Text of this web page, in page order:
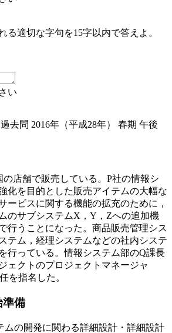
る適切な字句を15字以内で答えよ。
い
去問 2016年（平成28年） 春期 午後
店舗で販売している。P社の情報シ
化を目的とした販売アイテムの大幅な
ービスに関する機能の拡充のために，
のサブシステムX，Y，Zへの追加機
行うことになった。商品販売管理シス
テム，経理システムなどの社内システ
行っている。情報システム部のQ課長
ェクトのプロジェクトマネージャ
を指名した。
準備
ムの開発に関わる詳細設計・詳細設計